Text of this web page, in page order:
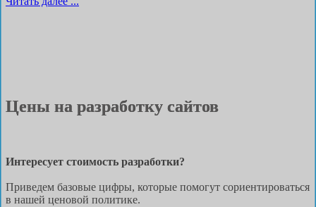
Цены на разработку сайтов
Интересует стоимость разработки?
Приведем базовые цифры, которые помогут сориентироваться
в нашей ценовой политике.